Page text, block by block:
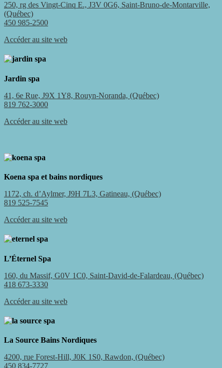
250, rg des Vingt-Cinq E., J3V 0G6, Saint-Bruno-de-Montarville,
(Québec)
450 985-2500
Accéder au site web
Jardin spa
41, 6e Rue, J9X 1Y8, Rouyn-Noranda, (Québec)
819 762-3000
Accéder au site web
Koena spa et bains nordiques
1172, ch. d’Aylmer, J9H 7L3, Gatineau, (Québec)
819 525-7545
Accéder au site web
L’Éternel Spa
160, du Massif, G0V 1C0, Saint-David-de-Falardeau, (Québec)
418 673-3330
Accéder au site web
La Source Bains Nordiques
4200, rue Forest-Hill, J0K 1S0, Rawdon, (Québec)
450 834-7727